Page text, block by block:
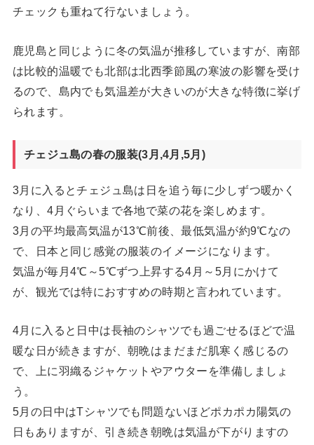
チェックも重ねて行ないましょう。
鹿児島と同じように冬の気温が推移していますが、南部
は比較的温暖でも北部は北西季節風の寒波の影響を受け
るので、島内でも気温差が大きいのが大きな特徴に挙げ
られます。
チェジュ島の春の服装(3月,4月,5月)
3月に入るとチェジュ島は日を追う毎に少しずつ暖かく
なり、4月ぐらいまで各地で菜の花を楽しめます。
3月の平均最高気温が13℃前後、最低気温が約9℃なの
で、日本と同じ感覚の服装のイメージになります。
気温が毎月4℃～5℃ずつ上昇する4月～5月にかけて
が、観光では特におすすめの時期と言われています。
4月に入ると日中は長袖のシャツでも過ごせるほどで温
暖な日が続きますが、朝晩はまだまだ肌寒く感じるの
で、上に羽織るジャケットやアウターを準備しましょ
う。
5月の日中はTシャツでも問題ないほどポカポカ陽気の
日もありますが、引き続き朝晩は気温が下がりますの